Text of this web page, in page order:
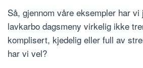
Så, gjennom våre eksempler har
lavkarbo dagsmeny virkelig ikke
komplisert, kjedelig eller full av
har vi vel?